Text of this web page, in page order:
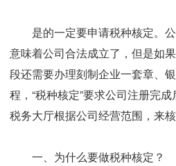
是的一定要申请税种核定。公
意味着公司合法成立了，但是如
段还需要办理刻制企业一套章、
程，“税种核定”要求公司注册完
税务大厅根据公司经营范围，来
一、 为什么要做税种核定？